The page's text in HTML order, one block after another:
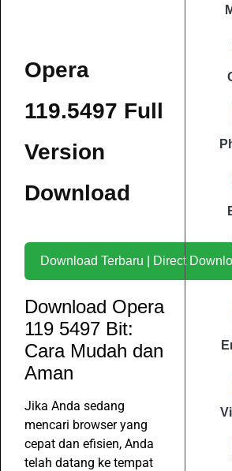
Opera
119.5497 Full
Version
Download
Download Terbaru | Direct
Download Opera
119 5497 Bit:
Cara Mudah dan
Aman
Jika Anda sedang
mencari browser yang
cepat dan efisien, Anda
telah datang ke tempat